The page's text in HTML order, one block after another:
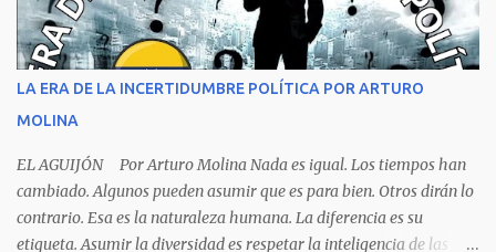
sola, la mesa ordenada, los platos terminados o tapados, todo en
orden y el campeón mundial sentado apacible y sin presentar su
rostro rasgos de asfixia mecánica, que se reflejan en un color
recuento de lo sucedido antes de este día fatídico. ...
LA ERA DE LA INCERTIDUMBRE POLÍTICA POR ARTURO
MOLINA
EL AGUIJÓN Por Arturo Molina Nada es igual. Los tiempos han
cambiado. Algunos pueden asumir que es para bien. Otros dirán lo
contrario. Esa es la naturaleza humana. La diferencia es su
etiqueta. Asumir la diversidad es respetar la inteligencia de las